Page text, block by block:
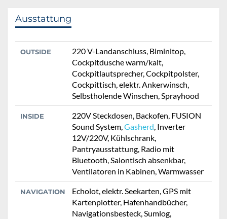
Ausstattung
OUTSIDE
220 V-Landanschluss, Biminitop,
Cockpitdusche warm/kalt,
Cockpitlautsprecher, Cockpitpolster,
Cockpittisch, elektr. Ankerwinsch,
Selbstholende Winschen, Sprayhood
INSIDE
220V Steckdosen, Backofen, FUSION
Sound System,Gasherd, Inverter
12V/220V, Kühlschrank,
Pantryausstattung, Radio mit
Bluetooth, Salontisch absenkbar,
Ventilatoren in Kabinen, Warmwasser
NAVIGATION
Echolot, elektr. Seekarten, GPS mit
Kartenplotter, Hafenhandbücher,
Navigationsbesteck, Sumlog,